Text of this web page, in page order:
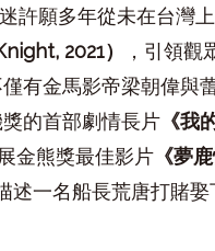
許願多年從未在台灣
2021）
，引領觀
有金馬影帝梁朝偉與
的首部劇情長片 《我
金熊獎最佳影片 《夢
述一名船長荒唐打賭